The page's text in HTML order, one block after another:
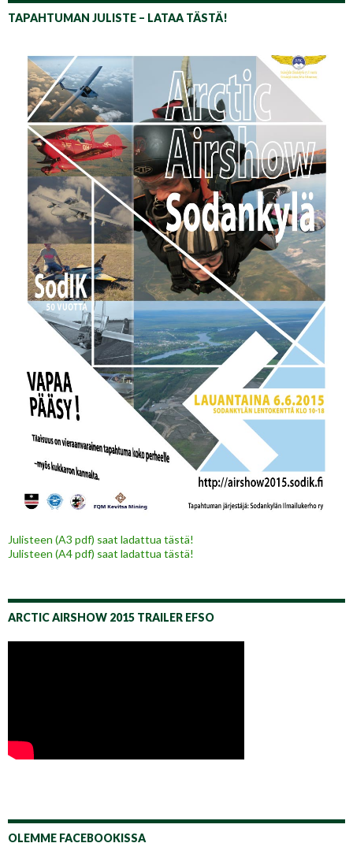
TAPAHTUMAN JULISTE – LATAA TÄSTÄ!
Julisteen (A3 pdf) saat ladattua tästä!
Julisteen (A4 pdf) saat ladattua tästä!
ARCTIC AIRSHOW 2015 TRAILER EFSO
OLEMME FACEBOOKISSA